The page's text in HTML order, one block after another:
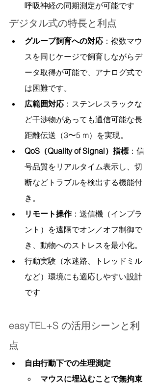
呼吸神経の同期測定が可能です
デジタル式の特長と利点
グループ飼育への対応 ：複数マウ
スを同じケージで飼育しながらデ
ータ取得が可能で、アナログ式で
は困難です。
広範囲対応 ：ステンレスラックな
ど干渉物があっても通信可能な長
距離伝送（3〜5 m）を実現。
QoS（Quality of Signal）指標 ：信
号品質をリアルタイム表示し、切
断などトラブルを検出する機能付
き。
リモート操作：送信機（インプラ
ント）を遠隔でオン／オフ制御で
き、動物へのストレスを最小化。
行動実験（水迷路、トレッドミル
など）環境にも適応しやすい設計
です
easyTEL+S の活用シーンと利
点
自由行動下での生理測定
マウスに埋込むことで無拘束